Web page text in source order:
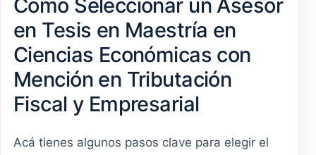
Cómo Seleccionar un Asesor
en Tesis en Maestría en
Ciencias Económicas con
Mención en Tributación
Fiscal y Empresarial
Acá tienes algunos pasos clave para elegir el